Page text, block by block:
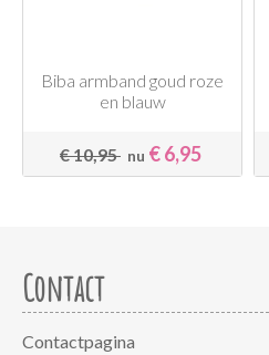
Biba armband goud roze
en blauw
€ 10,95 nu € 6,95
Contact
Contactpagina